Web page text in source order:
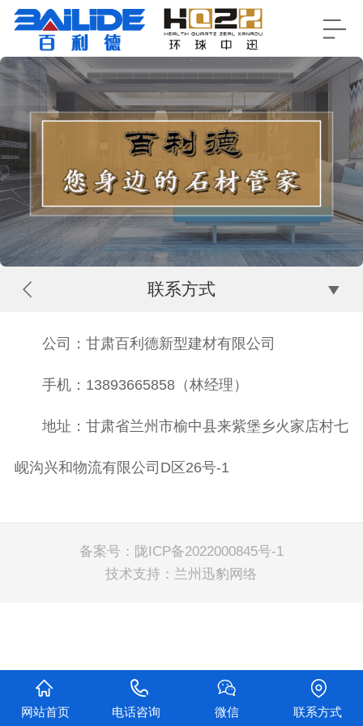
联系方式
公司：甘肃百利德新型建材有限公司
手机：13893665858（林经理）
地址：甘肃省兰州市榆中县来紫堡乡火家店村七
岘沟兴和物流有限公司D区26号-1
备案号： 陇ICP备2022000845号-1
技术支持： 兰州迅豹网络
网站首页 电话咨询 微信 联系方式